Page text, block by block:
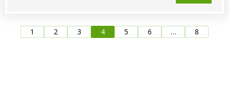
1 2 3 4 5 6 … 8